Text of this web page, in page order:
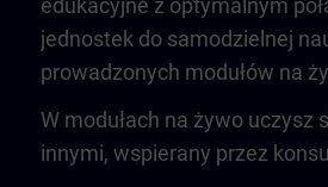
edukacyjne z optymalnym
jednostek do samodzielnej
prowadzonych modułów na
W modułach na żywo uczysz
innymi, wspierany przez